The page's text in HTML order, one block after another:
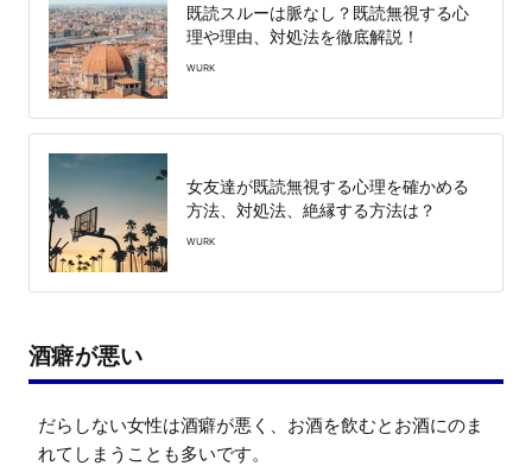
既読スルーは脈なし？既読無視する心
理や理由、対処法を徹底解説！
WURK
女友達が既読無視する心理を確かめる
方法、対処法、絶縁する方法は？
WURK
酒癖が悪い
だらしない女性は酒癖が悪く、お酒を飲むとお酒にのま
れてしまうことも多いです。